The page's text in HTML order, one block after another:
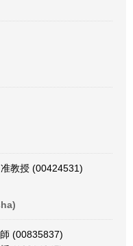
教授 (00424531)
(00835837)